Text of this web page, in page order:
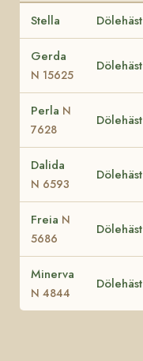
Stella Dölehäst
Gerda
N 15625
Dölehäst
Perla N
7628
Dölehäst
Dalida
N 6593
Dölehäst
Freia N
5686
Dölehäst
Minerva
N 4844
Dölehäst